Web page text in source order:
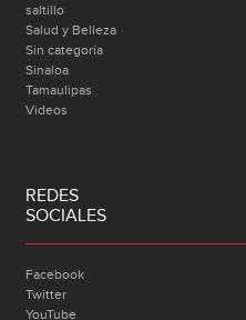
saltillo
Salud y Belleza
Sin categoría
Sinaloa
Tamaulipas
Videos
REDES
SOCIALES
Facebook
Twitter
YouTube